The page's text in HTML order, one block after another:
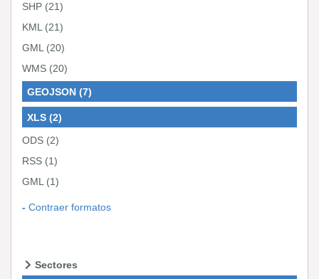
SHP (21)
KML (21)
GML (20)
WMS (20)
GEOJSON (7)
XLS (2)
ODS (2)
RSS (1)
GML (1)
Contraer formatos
Sectores